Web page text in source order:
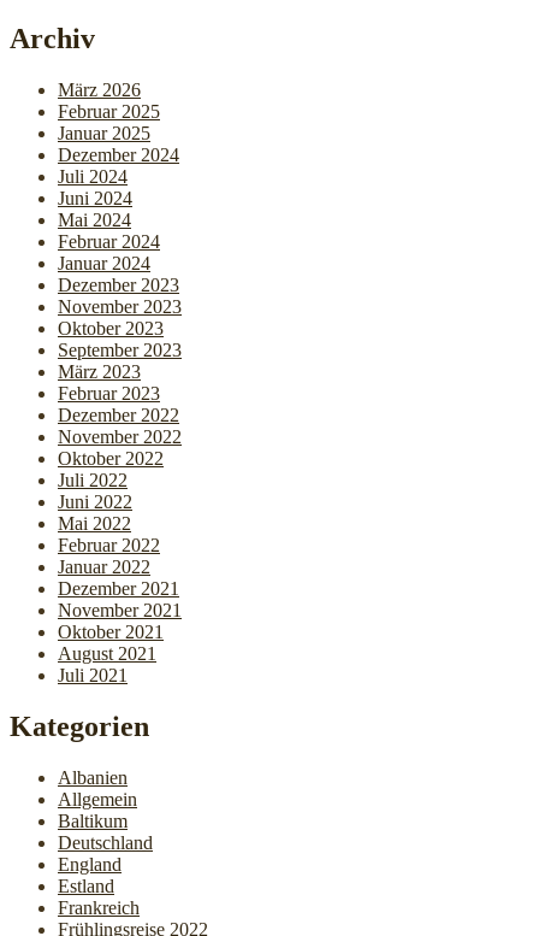
Archiv
März 2026
Februar 2025
Januar 2025
Dezember 2024
Juli 2024
Juni 2024
Mai 2024
Februar 2024
Januar 2024
Dezember 2023
November 2023
Oktober 2023
September 2023
März 2023
Februar 2023
Dezember 2022
November 2022
Oktober 2022
Juli 2022
Juni 2022
Mai 2022
Februar 2022
Januar 2022
Dezember 2021
November 2021
Oktober 2021
August 2021
Juli 2021
Kategorien
Albanien
Allgemein
Baltikum
Deutschland
England
Estland
Frankreich
Frühlingsreise 2022